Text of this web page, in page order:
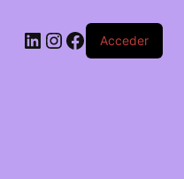
LinkedIn
Instagram
Facebook
Acceder